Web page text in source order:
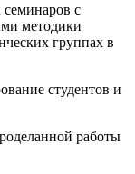
семинаров с
методики
группах в
студентов и
работы